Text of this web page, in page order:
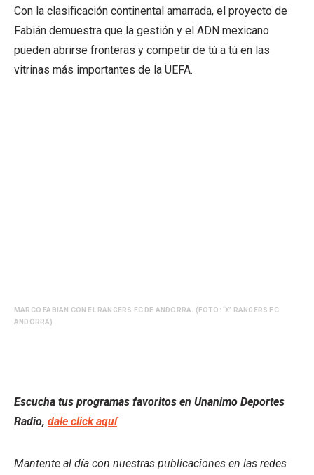
Con la clasificación continental amarrada, el proyecto de
Fabián demuestra que la gestión y el ADN mexicano
pueden abrirse fronteras y competir de tú a tú en las
vitrinas más importantes de la UEFA.
MARCO FABIAN CON EL RANGERS FC DE ANDORRA. (FOTO: ‘X’ RANGERS FC
ANDORRA)
Escucha tus programas favoritos en Unanimo Deportes
Radio, dale click aquí
Mantente al día con nuestras publicaciones en las redes